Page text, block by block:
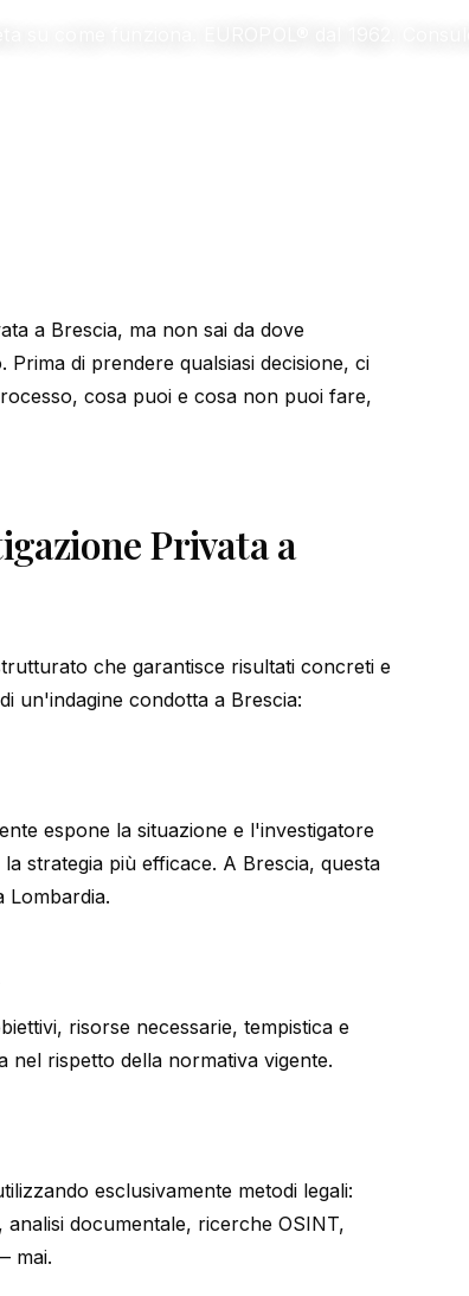
a Brescia, ma non sai da dove
di prendere qualsiasi decisione, ci
cosa puoi e cosa non puoi fare,
Privata a
che garantisce risultati concreti e
un'indagine condotta a Brescia:
espone la situazione e l'investigatore
strategia più efficace. A Brescia, questa
Lombardia.
risorse necessarie, tempistica e
nel rispetto della normativa vigente.
esclusivamente metodi legali:
documentale, ricerche OSINT,
mai.